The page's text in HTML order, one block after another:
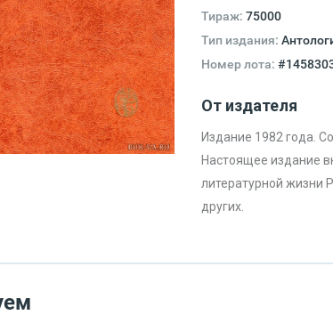
Тираж: 75000
Тип издания:
Номер лота:
От издателя
Издание 1982 года.
Настоящее издание
литературной жизни
других.